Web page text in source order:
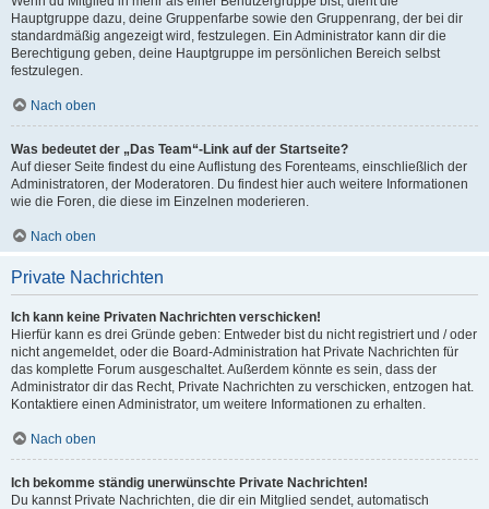
Hauptgruppe dazu, deine Gruppenfarbe sowie den Gruppenrang, der bei dir
standardmäßig angezeigt wird, festzulegen. Ein Administrator kann dir die
Berechtigung geben, deine Hauptgruppe im persönlichen Bereich selbst
festzulegen.
Nach oben
Was bedeutet der „Das Team“-Link auf der Startseite?
Auf dieser Seite findest du eine Auflistung des Forenteams, einschließlich der
Administratoren, der Moderatoren. Du findest hier auch weitere Informationen
wie die Foren, die diese im Einzelnen moderieren.
Nach oben
Private Nachrichten
Ich kann keine Privaten Nachrichten verschicken!
Hierfür kann es drei Gründe geben: Entweder bist du nicht registriert und / oder
nicht angemeldet, oder die Board-Administration hat Private Nachrichten für
das komplette Forum ausgeschaltet. Außerdem könnte es sein, dass der
Administrator dir das Recht, Private Nachrichten zu verschicken, entzogen hat.
Kontaktiere einen Administrator, um weitere Informationen zu erhalten.
Nach oben
Ich bekomme ständig unerwünschte Private Nachrichten!
Du kannst Private Nachrichten, die dir ein Mitglied sendet, automatisch